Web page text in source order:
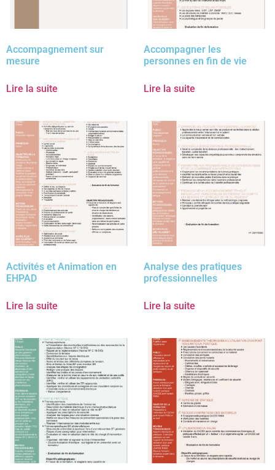
Accompagnement sur
mesure
Lire la suite
Accompagner les
personnes en fin de vie
Lire la suite
Activités et Animation en
EHPAD
Lire la suite
Analyse des pratiques
professionnelles
Lire la suite